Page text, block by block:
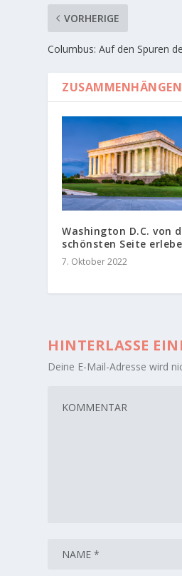
VORHERIGE
Columbus: Auf den Spuren
Washington D.C. von
schönsten Seite
7. Oktober 2022
HINTERLASSE
Deine E-Mail-Adresse wird